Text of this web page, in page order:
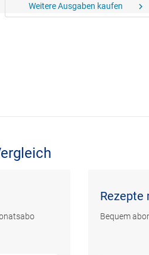
Weitere Ausgaben kaufen chevron_right
Bequem